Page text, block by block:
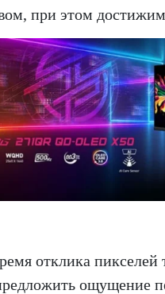
при этом
отклика
ощущение